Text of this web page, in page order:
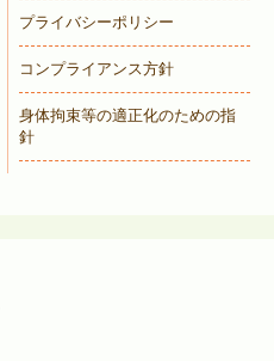
プライバシーポリシー
コンプライアンス方針
身体拘束等の適正化のための指
針